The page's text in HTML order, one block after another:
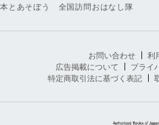
本とあそぼう 全国訪問おはなし隊
お問い合わせ
利
広告掲載について
プライ
特定商取引法に基づく表記